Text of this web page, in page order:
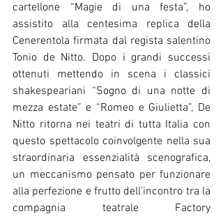
cartellone “Magie di una festa”, ho
assistito alla centesima replica della
Cenerentola firmata dal regista salentino
Tonio de Nitto. Dopo i grandi successi
ottenuti mettendo in scena i classici
shakespeariani “Sogno di una notte di
mezza estate” e “Romeo e Giulietta”, De
Nitto ritorna nei teatri di tutta Italia con
questo spettacolo coinvolgente nella sua
straordinaria essenzialità scenografica,
un meccanismo pensato per funzionare
alla perfezione e frutto dell’incontro tra la
compagnia teatrale Factory